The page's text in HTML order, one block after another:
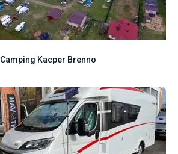
Camping Kacper Brenno